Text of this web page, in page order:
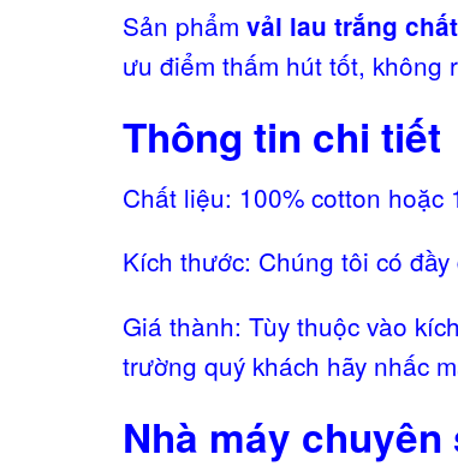
Sản phẩm vải lau trắng
ưu điểm thấm hút tốt, không
Thông tin chi tiết
Chất liệu: 100% cotton hoặc
Kích thước: Chúng tôi có
Giá thành: Tùy thuộc vào
trường quý khách hãy nhấc
Nhà máy